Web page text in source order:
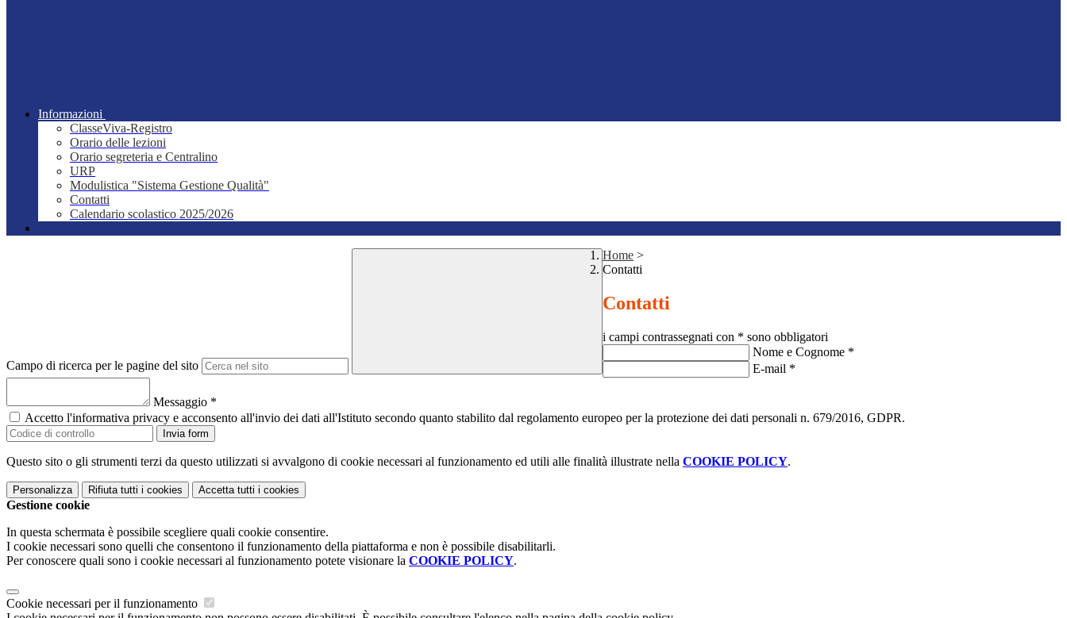
Informazioni
ClasseViva-Registro
Orario delle lezioni
Orario segreteria e Centralino
URP
Modulistica "Sistema Gestione Qualità"
Contatti
Calendario scolastico 2025/2026
Campo di ricerca per le pagine del sito
Home >
Contatti
Contatti
i campi contrassegnati con * sono obbligatori
Nome e Cognome *
E-mail *
Messaggio *
Accetto l'informativa privacy e acconsento all'invio dei dati all'Istituto secondo quanto stabilito dal regolamento europeo per la protezione dei dati personali n. 679/2016, GDPR.
Invia form
Questo sito o gli strumenti terzi da questo utilizzati si avvalgono di cookie necessari al funzionamento ed utili alle finalità illustrate nella COOKIE POLICY.
Personalizza Rifiuta tutti i cookies Accetta tutti i cookies
Gestione cookie
In questa schermata è possibile scegliere quali cookie consentire.
I cookie necessari sono quelli che consentono il funzionamento della piattaforma e non è possibile disabilitarli.
Per conoscere quali sono i cookie necessari al funzionamento potete visionare la COOKIE POLICY.
Cookie necessari per il funzionamento